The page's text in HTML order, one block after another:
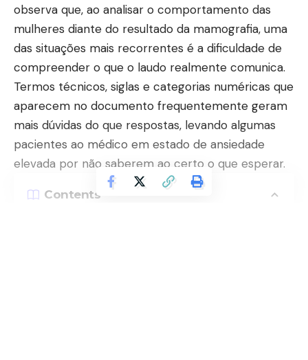
observa que, ao analisar o comportamento das
mulheres diante do resultado da mamografia, uma
das situações mais recorrentes é a dificuldade de
compreender o que o laudo realmente comunica.
Termos técnicos, siglas e categorias numéricas que
aparecem no documento frequentemente geram
mais dúvidas do que respostas, levando algumas
pacientes ao médico em estado de ansiedade
elevada por não saberem ao certo o que esperar.
Contents